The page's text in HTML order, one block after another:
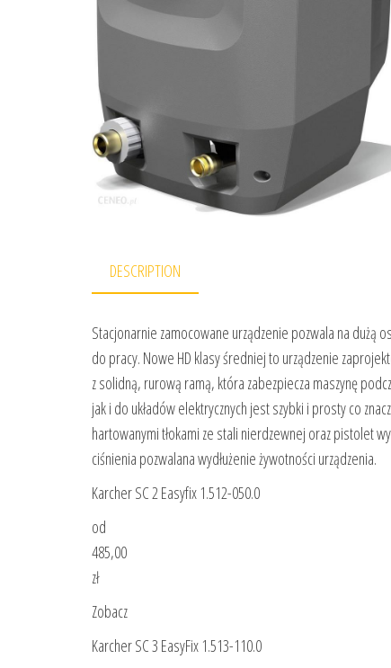
DESCRIPTION
Stacjonarnie zamocowane urządzenie pozwala na dużą
do pracy. Nowe HD klasy średniej to urządzenie
z solidną, rurową ramą, która zabezpiecza maszynę
jak i do układów elektrycznych jest szybki i prosty co
hartowanymi tłokami ze stali nierdzewnej oraz pistolet
ciśnienia pozwalana wydłużenie żywotności urządzenia.
Karcher SC 2 Easyfix 1.512-050.0
od
485,00
zł
Zobacz
Karcher SC 3 EasyFix 1.513-110.0